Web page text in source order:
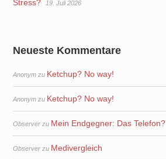
Stress? 19. Juli 2026
Neueste Kommentare
Anonym zu Ketchup? No way!
Anonym zu Ketchup? No way!
Observer zu Mein Endgegner: Das Telefon?
Observer zu Medivergleich